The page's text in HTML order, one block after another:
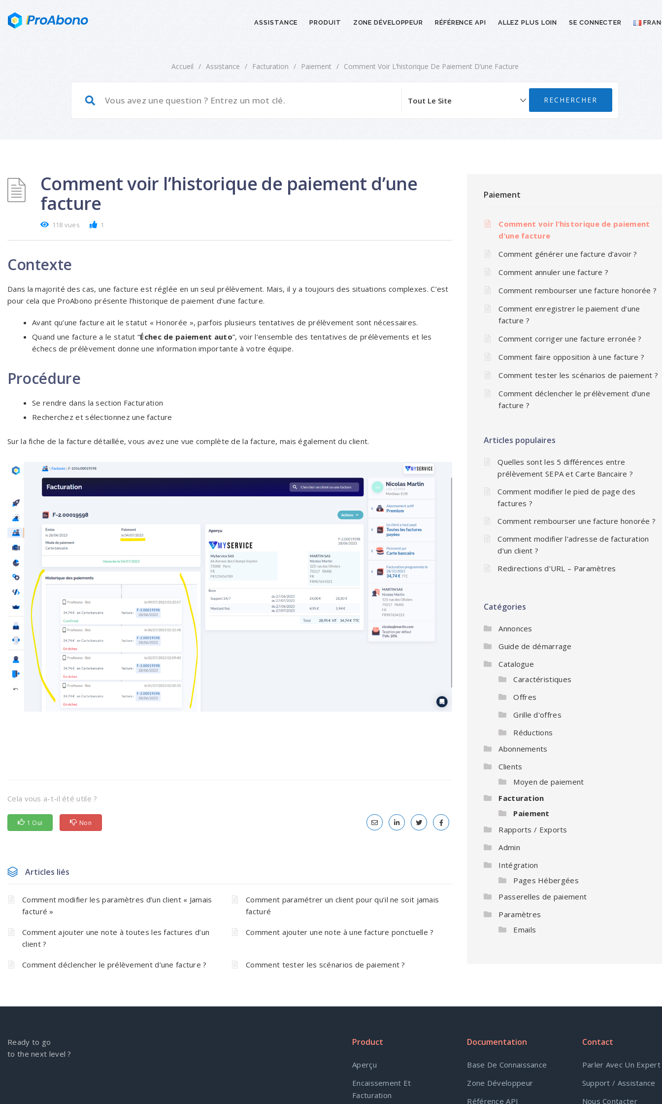
ASSISTANCE PRODUIT ZONE DÉVELOPPEUR RÉFÉRENCE API ALLEZ PLUS LOIN SE CONNECTER
Accueil / Assistance / Facturation / Paiement / Comment Voir L’historique De Paiement D’une Facture
Comment voir l’historique de paiement d’une
facture
118 vues 1
Contexte
Dans la majorité des cas, une facture est réglée en un seul prélèvement. Mais, il y a toujours des situations complexes. C’est
pour cela que ProAbono présente l’historique de paiement d’une facture.
Avant qu’une facture ait le statut « Honorée », parfois plusieurs tentatives de prélèvement sont nécessaires.
Quand une facture a le statut “Échec de paiement auto”, voir l’ensemble des tentatives de prélèvements et les
échecs de prélèvement donne une information importante à votre équipe.
Procédure
Se rendre dans la section Facturation
Recherchez et sélectionnez une facture
Sur la fiche de la facture détaillée, vous avez une vue complète de la facture, mais également du client.
Cela vous a-t-il été utile ?
1 Oui Non
Articles liés
Comment modifier les paramètres d’un client « Jamais
facturé »
Comment paramétrer un client pour qu’il ne soit jamais
facturé
Comment ajouter une note à toutes les factures d’un
client ?
Comment ajouter une note à une facture ponctuelle ?
Comment déclencher le prélèvement d’une facture ? Comment tester les scénarios de paiement ?
Paiement
Comment voir l’historique de paiement
d’une facture
Comment générer une facture d’avoir ?
Comment annuler une facture ?
Comment rembourser une facture honorée ?
Comment enregistrer le paiement d’une
facture ?
Comment corriger une facture erronée ?
Comment faire opposition à une facture ?
Comment tester les scénarios de paiement ?
Comment déclencher le prélèvement d’une
facture ?
Articles populaires
Quelles sont les 5 différences entre
prélèvement SEPA et Carte Bancaire ?
Comment modifier le pied de page des
factures ?
Comment rembourser une facture honorée ?
Comment modifier l’adresse de facturation
d’un client ?
Redirections d’URL – Paramètres
Catégories
Annonces
Guide de démarrage
Catalogue
Caractéristiques
Offres
Grille d'offres
Réductions
Abonnements
Clients
Moyen de paiement
Facturation
Paiement
Rapports / Exports
Admin
Intégration
Pages Hébergées
Passerelles de paiement
Paramètres
Emails
Ready to go
to the next level ?
Product
Aperçu
Encaissement Et
Facturation
Documentation
Base De Connaissance
Zone Développeur
Référence API
Contact
Parler Avec Un Expert
Support / Assistance
Nous Contacter